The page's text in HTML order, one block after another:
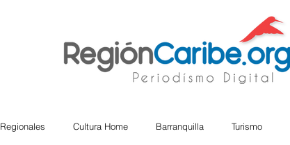
Regionales Cultura Home Barranquilla Turismo